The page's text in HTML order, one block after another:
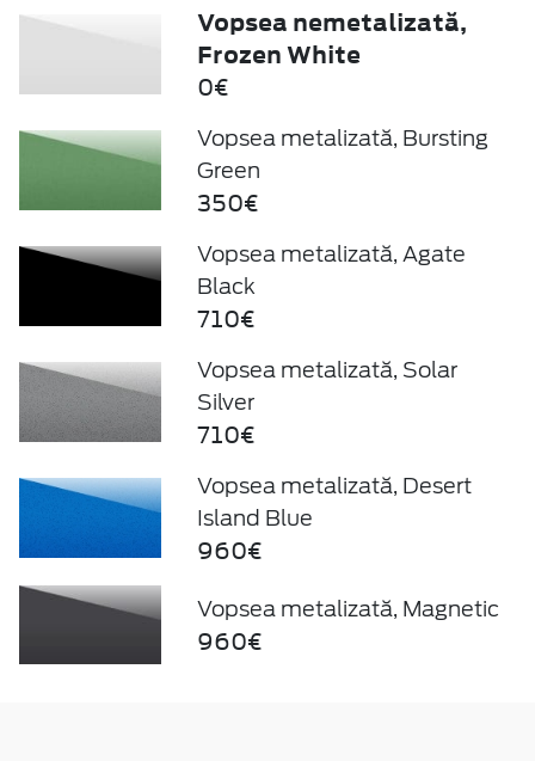
Vopsea nemetalizată,
Frozen White
0€
Vopsea metalizată, Bursting
Green
350€
Vopsea metalizată, Agate
Black
710€
Vopsea metalizată, Solar
Silver
710€
Vopsea metalizată, Desert
Island Blue
960€
Vopsea metalizată, Magnetic
960€